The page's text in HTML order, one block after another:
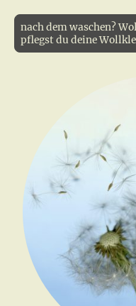
nach dem waschen?
pflegst du deine